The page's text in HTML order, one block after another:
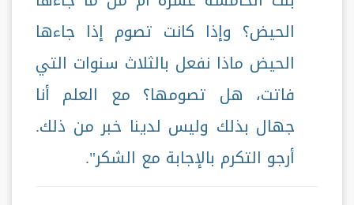
الحيض؟ وإذا كانت تصوم إذا جاءها
الحيض ماذا نفعل بالثلاث سنوات التي
فاتت، هل تصومها؟ مع العلم أنا
جهال بذلك وليس لدينا خبر من ذلك.
أرجو التكرم بالإجابة مع الشكر".